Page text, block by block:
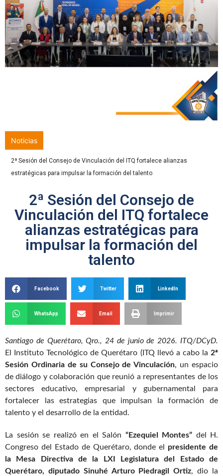
Noticias
Con orgullo y compromiso, 286 egresados culminan una etapa
trascendental en el ITQ
2ª Sesión del Consejo de
Vinculación del ITQ fortalece
alianzas estratégicas para
impulsar la formación del
talento
Facebook Twitter LinkedIn
WhatsApp Email Imprimir
Santiago de Querétaro, Qro., 24 de junio de 2026. ITQ/DCyD.
El Instituto Tecnológico de Querétaro (ITQ llevó a cabo la 2ª
Sesión Ordinaria de su Consejo de Vinculación, un espacio
de diálogo y colaboración que reunió a representantes de los
sectores educativo, empresarial y gubernamental para
fortalecer las estrategias que impulsan la formación de
talento y el desarrollo de la entidad.
La sesión se realizó en el Salón “Ezequiel Montes” del H.
Congreso del Estado de Querétaro, donde el presidente de
la Mesa Directiva de la LXI Legislatura del Estado de
Querétaro, diputado Sinuhé Arturo Piedragil Ortiz, dio la